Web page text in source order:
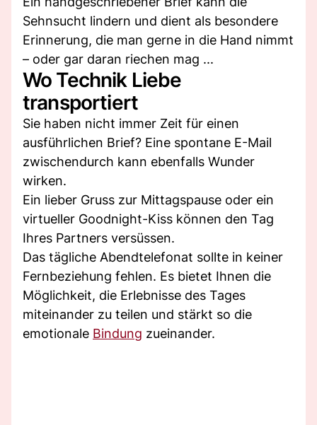
Sehnsucht lindern und dient als besondere
Erinnerung, die man gerne in die Hand nimmt
– oder gar daran riechen mag ...
Wo Technik Liebe
transportiert
Sie haben nicht immer Zeit für einen
ausführlichen Brief? Eine spontane E-Mail
zwischendurch kann ebenfalls Wunder
wirken.
Ein lieber Gruss zur Mittagspause oder ein
virtueller Goodnight-Kiss können den Tag
Ihres Partners versüssen.
Das tägliche Abendtelefonat sollte in keiner
Fernbeziehung fehlen. Es bietet Ihnen die
Möglichkeit, die Erlebnisse des Tages
miteinander zu teilen und stärkt so die
emotionale Bindung zueinander.